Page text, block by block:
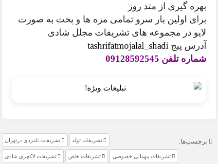
بهره گیری از متد روز
برای اولین بار سرو تمامی مزه ها و پخت به صورت
لایو در مجموعه های تشریفات مجلل شادی
آدرس پیج tashrifatmojalal_shadi
شماره تلفن 09128592545
برچسب‌ها: تشریفات تولد تشریفات نامزدی درتهران
تشریفات مهمانی خصوصی تشریفات خاص تشریفات لاکچری شادی